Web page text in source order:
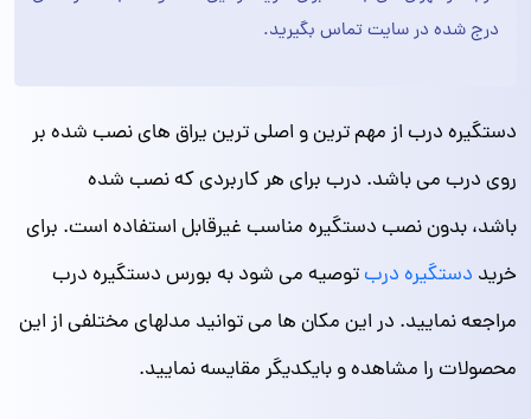
درج شده در سایت تماس بگیرید.
دستگیره درب از مهم ترین و اصلی ترین یراق های نصب شده بر
روی درب می باشد. درب برای هر کاربردی که نصب شده
باشد، بدون نصب دستگیره مناسب غیرقابل استفاده است. برای
خرید دستگیره دربتوصیه می شود به بورس دستگیره درب
مراجعه نمایید. در این مکان ها می توانید مدلهای مختلفی از این
محصولات را مشاهده و بایکدیگر مقایسه نمایید.